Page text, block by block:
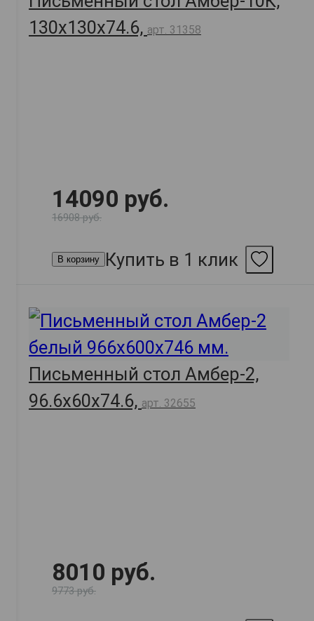
130х130х74.6, арт. 31358
14090 руб.
16908 руб.
В корзину Купить в 1 клик
Письменный стол Амбер-2,
96.6х60х74.6, арт. 32655
8010 руб.
9773 руб.